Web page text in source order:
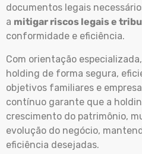
documentos legais
a mitigar riscos legais e
conformidade e eficiência.
Com orientação
holding de forma segura,
objetivos familiares e
contínuo garante que a
crescimento do patrimônio,
evolução do negócio,
eficiência desejadas.